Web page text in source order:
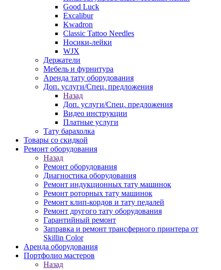
Good Luck
Excalibur
Kwadron
Classic Tattoo Needles
Носики-лейки
WJX
Держатели
Мебель и фурнитура
Аренда тату оборудования
Доп. услуги/Спец. предложения
Назад
Доп. услуги/Спец. предложения
Видео инструкции
Платные услуги
Тату барахолка
Товары со скидкой
Ремонт оборудования
Назад
Ремонт оборудования
Диагностика оборудования
Ремонт индукционных тату машинок
Ремонт роторных тату машинок
Ремонт клип-кордов и тату педалей
Ремонт другого тату оборудования
Гарантийный ремонт
Заправка и ремонт трансферного принтера от
Skillin Color
Аренда оборудования
Портфолио мастеров
Назад